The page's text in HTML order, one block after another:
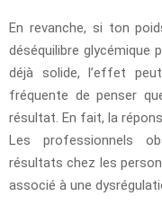
En revanche, si ton
déséquilibre glycémique
déjà solide, l’effet
fréquente de penser
résultat. En fait, la
Les professionnels
résultats chez les
associé à une